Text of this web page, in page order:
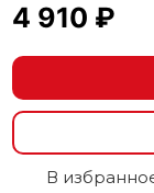
4 910 ₽
В